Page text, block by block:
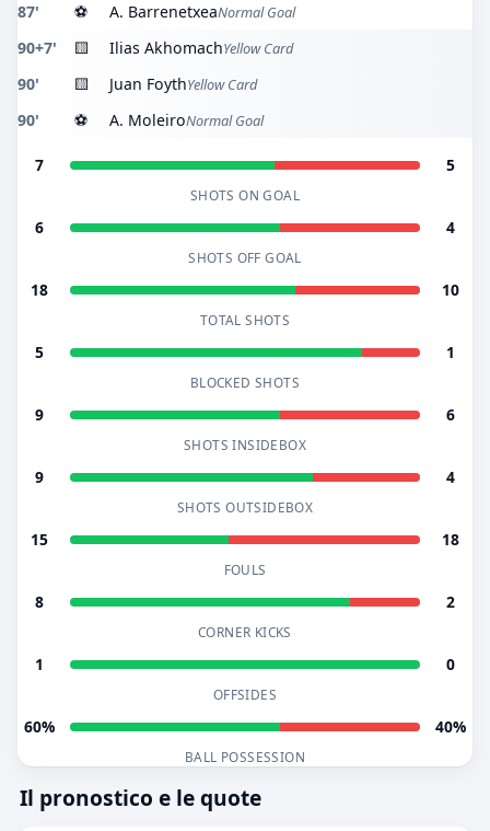
87' ⚽ A. BarrenetxeaNormal Goal
90+7' 🟨 Ilias AkhomachYellow Card
90' 🟨 Juan FoythYellow Card
90' ⚽ A. MoleiroNormal Goal
7 5
SHOTS ON GOAL
6 4
SHOTS OFF GOAL
18 10
TOTAL SHOTS
5 1
BLOCKED SHOTS
9 6
SHOTS INSIDEBOX
9 4
SHOTS OUTSIDEBOX
15 18
FOULS
8 2
CORNER KICKS
1 0
OFFSIDES
60% 40%
BALL POSSESSION
Il pronostico e le quote